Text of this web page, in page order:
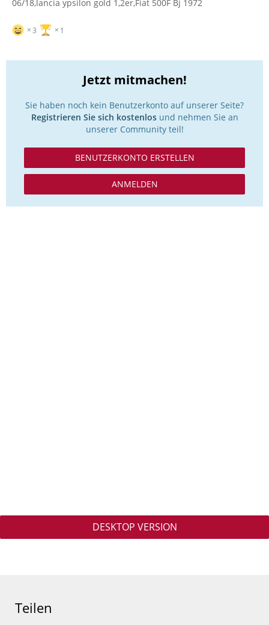
06/18,lancia ypsilon gold 1,2er,Fiat 500F Bj 1972
3 1
Jetzt mitmachen!
Sie haben noch kein Benutzerkonto auf unserer Seite?
Registrieren Sie sich kostenlosund nehmen Sie an
unserer Community teil!
BENUTZERKONTO ERSTELLEN
ANMELDEN
DESKTOP VERSION
Teilen